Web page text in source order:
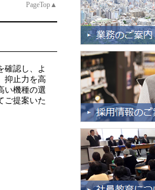
PageTop▲
確認し、よ
抑止力を高
い機種の選
ご提案いた